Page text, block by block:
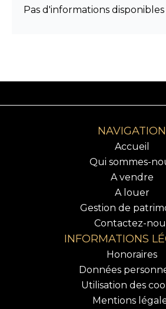
Pas d'informations disponibles
NAVIGATION
Accueil
Qui sommes-
A vendre
A louer
Gestion de
Contactez-
INFORMATIONS
Honoraires
Données
Utilisation des
Mentions